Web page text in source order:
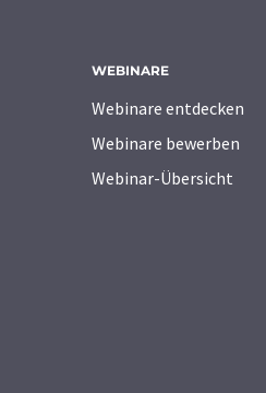
WEBINARE
Webinare entdecken
Webinare bewerben
Webinar-Übersicht